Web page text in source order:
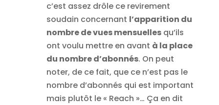
c’est assez drôle ce revirement
soudain concernant l’apparition du
nombre de vues mensuellesqu’ils
ont voulu mettre en avant à la place
du nombre d’abonnés. On peut
noter, de ce fait, que ce n’est pas le
nombre d’abonnés qui est important
mais plutôt le « Reach »… Ça en dit